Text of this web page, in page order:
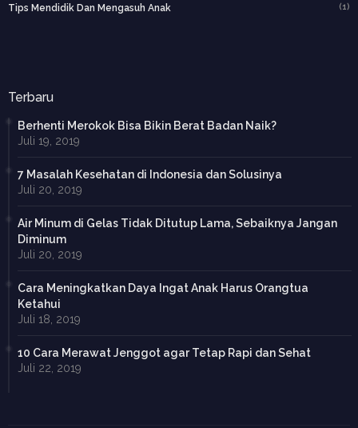
Tips Mendidik Dan Mengasuh Anak (1)
Terbaru
Berhenti Merokok Bisa Bikin Berat Badan Naik?
Juli 19, 2019
7 Masalah Kesehatan di Indonesia dan Solusinya
Juli 20, 2019
Air Minum di Gelas Tidak Ditutup Lama, Sebaiknya Jangan
Diminum
Juli 20, 2019
Cara Meningkatkan Daya Ingat Anak Harus Orangtua
Ketahui
Juli 18, 2019
10 Cara Merawat Jenggot agar Tetap Rapi dan Sehat
Juli 22, 2019